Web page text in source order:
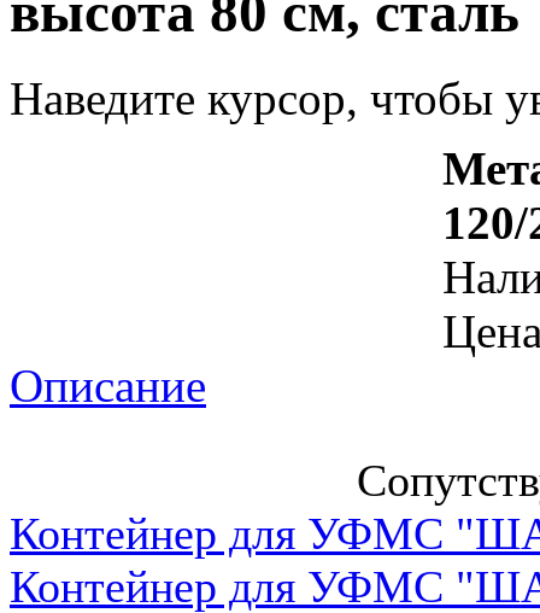
высота 80 см, сталь
Наведите курсор, чтобы
Описание
Контейнер для УФМС
Контейнер для УФМС